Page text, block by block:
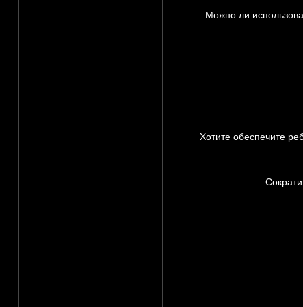
Можно ли
Хотите обеспечите